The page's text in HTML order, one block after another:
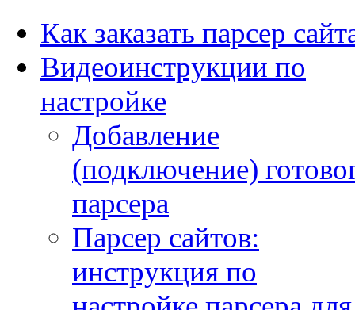
Как заказать парсер
Видеоинструкции по
настройке
Добавление
(подключение)
парсера
Парсер сайтов:
инструкция по